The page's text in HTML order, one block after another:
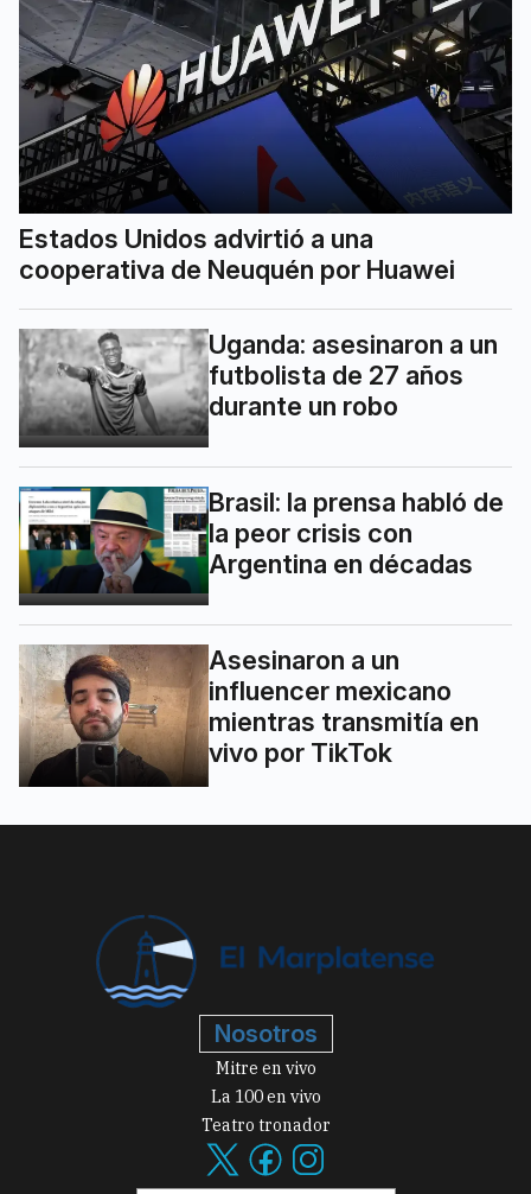
Estados Unidos advirtió a una
cooperativa de Neuquén por Huawei
Uganda: asesinaron a un
futbolista de 27 años
durante un robo
Brasil: la prensa habló de
la peor crisis con
Argentina en décadas
Asesinaron a un
influencer mexicano
mientras transmitía en
vivo por TikTok
Nosotros
Mitre en vivo
La 100 en vivo
Teatro tronador